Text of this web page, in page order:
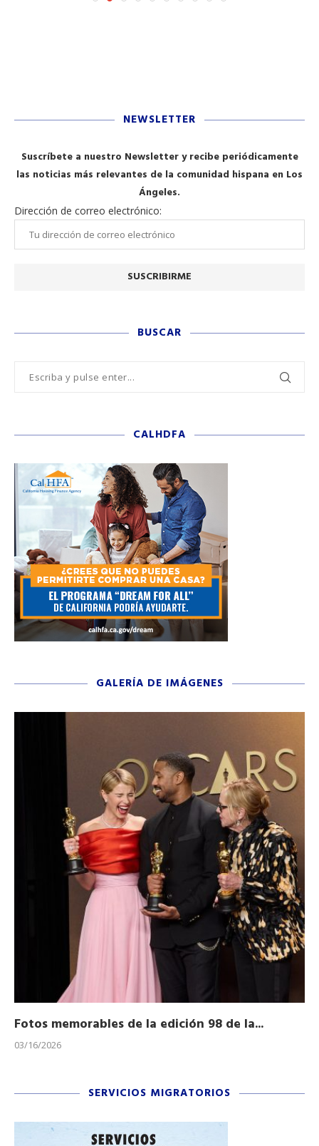
NEWSLETTER
Suscríbete a nuestro Newsletter y recibe periódicamente
las noticias más relevantes de la comunidad hispana en Los
Ángeles.
Dirección de correo electrónico:
BUSCAR
CALHDFA
GALERÍA DE IMÁGENES
Fotos memorables de la edición 98 de la...
03/16/2026
SERVICIOS MIGRATORIOS